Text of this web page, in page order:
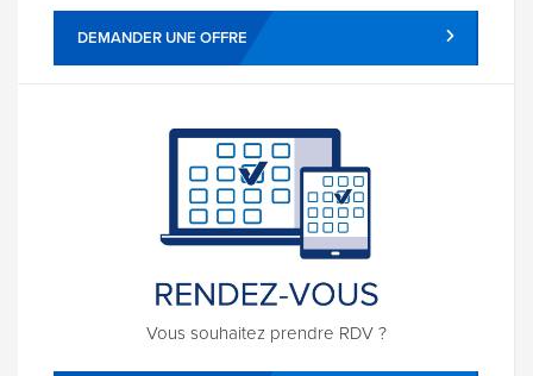
DEMANDER UNE OFFRE
Vous souhaitez prendre RDV ?